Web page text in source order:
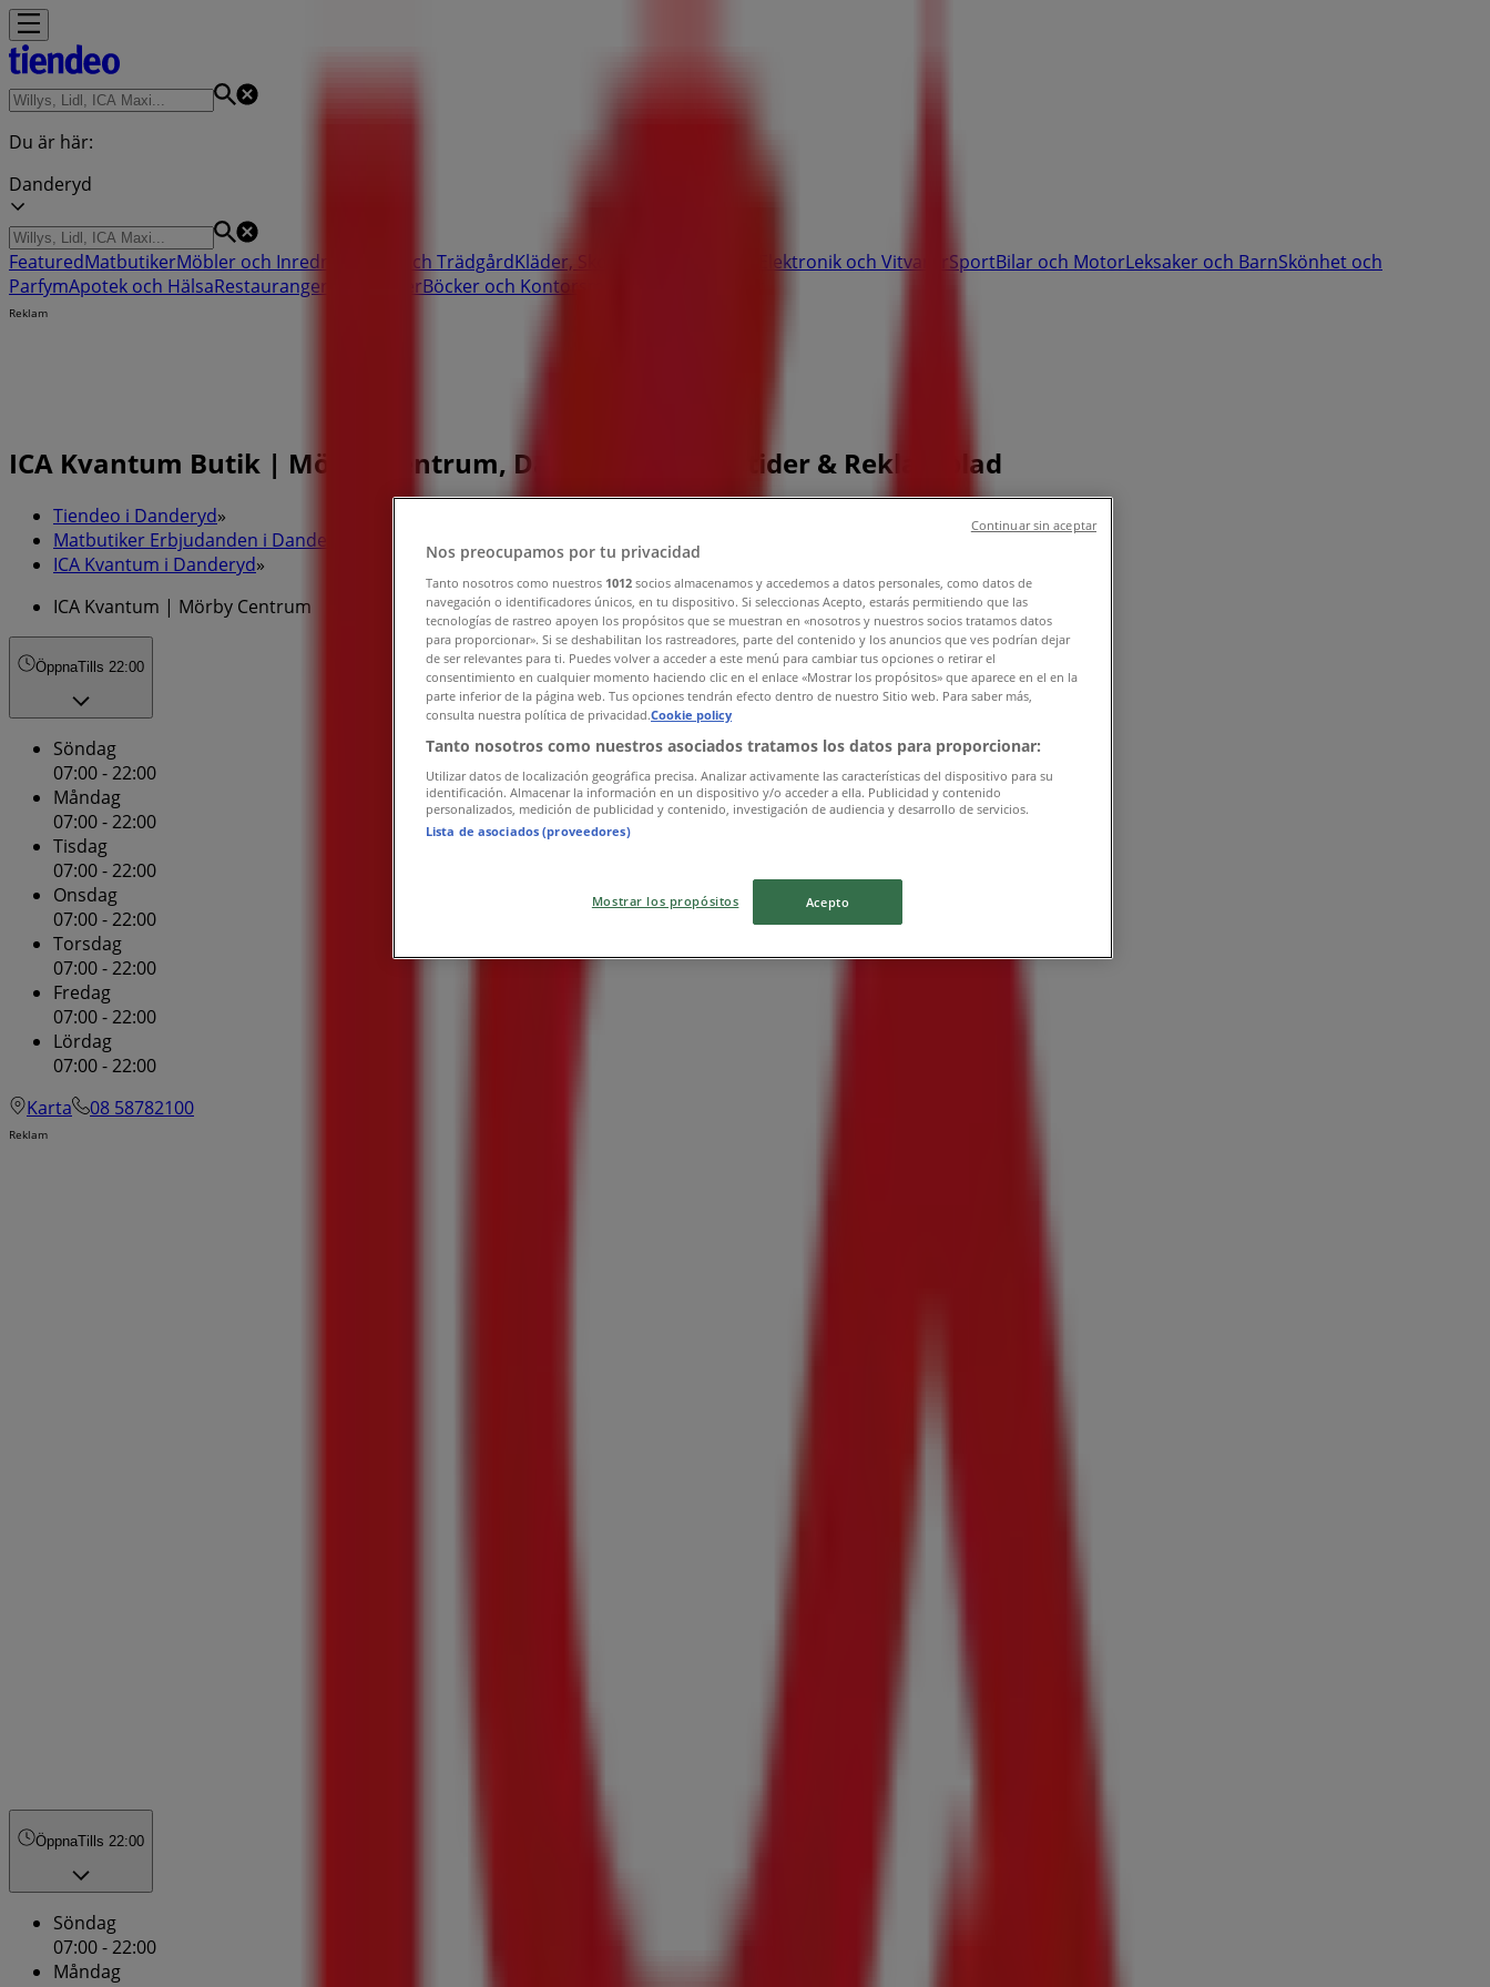
Du är här:
Danderyd
FeaturedMatbutikerMöbler och Inredning Bygg och TrädgårdKläder, Skor och Accessoarer Elektronik och VitvarorSportBilar och MotorLeksaker och BarnSkönhet och
ParfymApotek och HälsaRestauranger och KaféerBöcker och Kontorsmaterial
Reklam
ICA Kvantum Butik | Mörby Centrum, Danderyd - Öppettider & Reklamblad
Tiendeo i Danderyd»
Matbutiker Erbjudanden i Danderyd
ICA Kvantum i Danderyd»
ICA Kvantum | Mörby Centrum
ÖppnaTills 22:00
Söndag
07:00 - 22:00
Måndag
07:00 - 22:00
Tisdag
07:00 - 22:00
Onsdag
07:00 - 22:00
Torsdag
07:00 - 22:00
Fredag
07:00 - 22:00
Lördag
07:00 - 22:00
Karta
08 58782100
Reklam
ÖppnaTills 22:00
Söndag
07:00 - 22:00
Måndag
Nos preocupamos por tu privacidad
Tanto nosotros como nuestros 1012 socios almacenamos y accedemos a datos personales, como datos de
navegación o identificadores únicos, en tu dispositivo. Si seleccionas Acepto, estarás permitiendo que las
tecnologías de rastreo apoyen los propósitos que se muestran en «nosotros y nuestros socios tratamos datos
para proporcionar». Si se deshabilitan los rastreadores, parte del contenido y los anuncios que ves podrían dejar
de ser relevantes para ti. Puedes volver a acceder a este menú para cambiar tus opciones o retirar el
consentimiento en cualquier momento haciendo clic en el enlace «Mostrar los propósitos» que aparece en el en la
parte inferior de la página web. Tus opciones tendrán efecto dentro de nuestro Sitio web. Para saber más,
consulta nuestra política de privacidad.Cookie policy
Tanto nosotros como nuestros asociados tratamos los datos para proporcionar:
Utilizar datos de localización geográfica precisa. Analizar activamente las características del dispositivo para su
identificación. Almacenar la información en un dispositivo y/o acceder a ella. Publicidad y contenido
personalizados, medición de publicidad y contenido, investigación de audiencia y desarrollo de servicios.
Lista de asociados (proveedores)
Mostrar los propósitos Acepto
Continuar sin aceptar